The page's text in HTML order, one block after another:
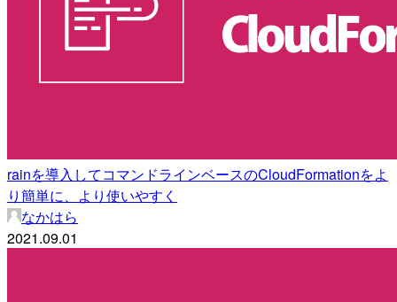
rainを導入してコマンドラインベースのCloudFormationをよ
り簡単に、より使いやすく
なかはら
2021.09.01